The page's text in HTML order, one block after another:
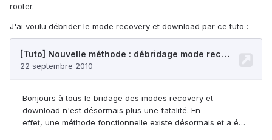
rooter.
J'ai voulu débrider le mode recovery et download par ce tuto :